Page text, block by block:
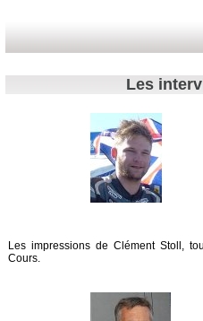
Les
Les impressions de Clément Stoll,
Cours.